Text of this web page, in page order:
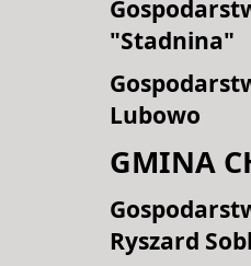
"Stadnina"
Lubowo
GMINA
Ryszard